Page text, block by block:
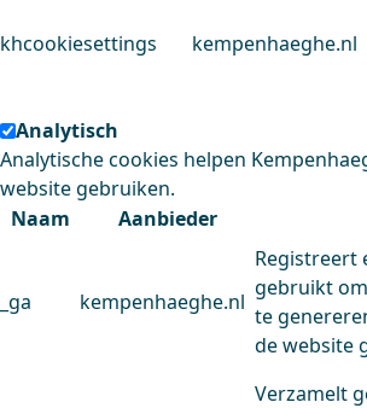
khcookiesettings kempenhaeghe.nl
Analytisch
Analytische cookies helpen
website gebruiken.
Naam
Aanbieder
_ga kempenhaeghe.nl
Registreert
gebruikt
te
de website
Verzamelt